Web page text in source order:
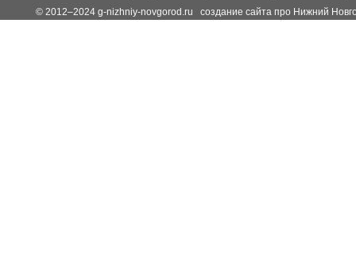
© 2012–2024 g-nizhniy-novgorod.ru создание сайта про Нижний